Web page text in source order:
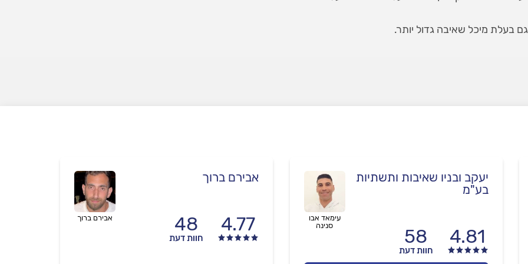
מיכל שאיבה גדול יותר.
יעקב ובניו שאיבות ותשתיות
בע"מ
4.81
58
חוות דעת
עימאד אבו
סנינה
אבירם ברוך
4.77
48
חוות דעת
אבירם ברוך